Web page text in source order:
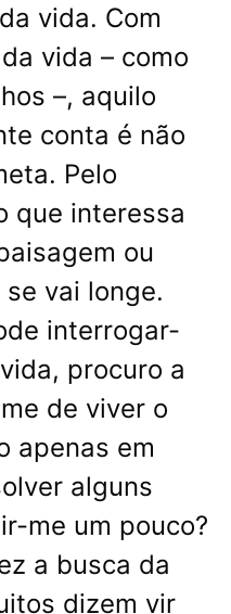
vida. Com
vida – como
–, aquilo
conta é não
Pelo
que interessa
ou
vai longe.
interrogar-
procuro a
de viver o
apenas em
alguns
me um pouco?
a busca da
dizem vir